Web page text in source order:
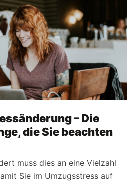
– Die
die Sie beachten
muss dies an eine Vielzahl
Sie im Umzugsstress auf